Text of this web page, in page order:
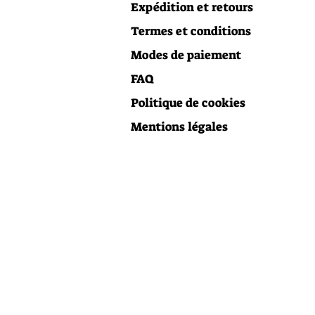
Expédition et retours
Termes et conditions
Modes de paiement
FAQ
Politique de cookies
Mentions légales